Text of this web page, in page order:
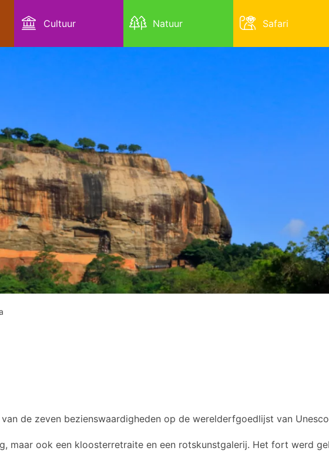
Cultuur Natuur Safari
de zeven bezienswaardigheden op de werelderfgoedlijst van
maar ook een kloosterretraite en een rotskunstgalerij. Het fort werd